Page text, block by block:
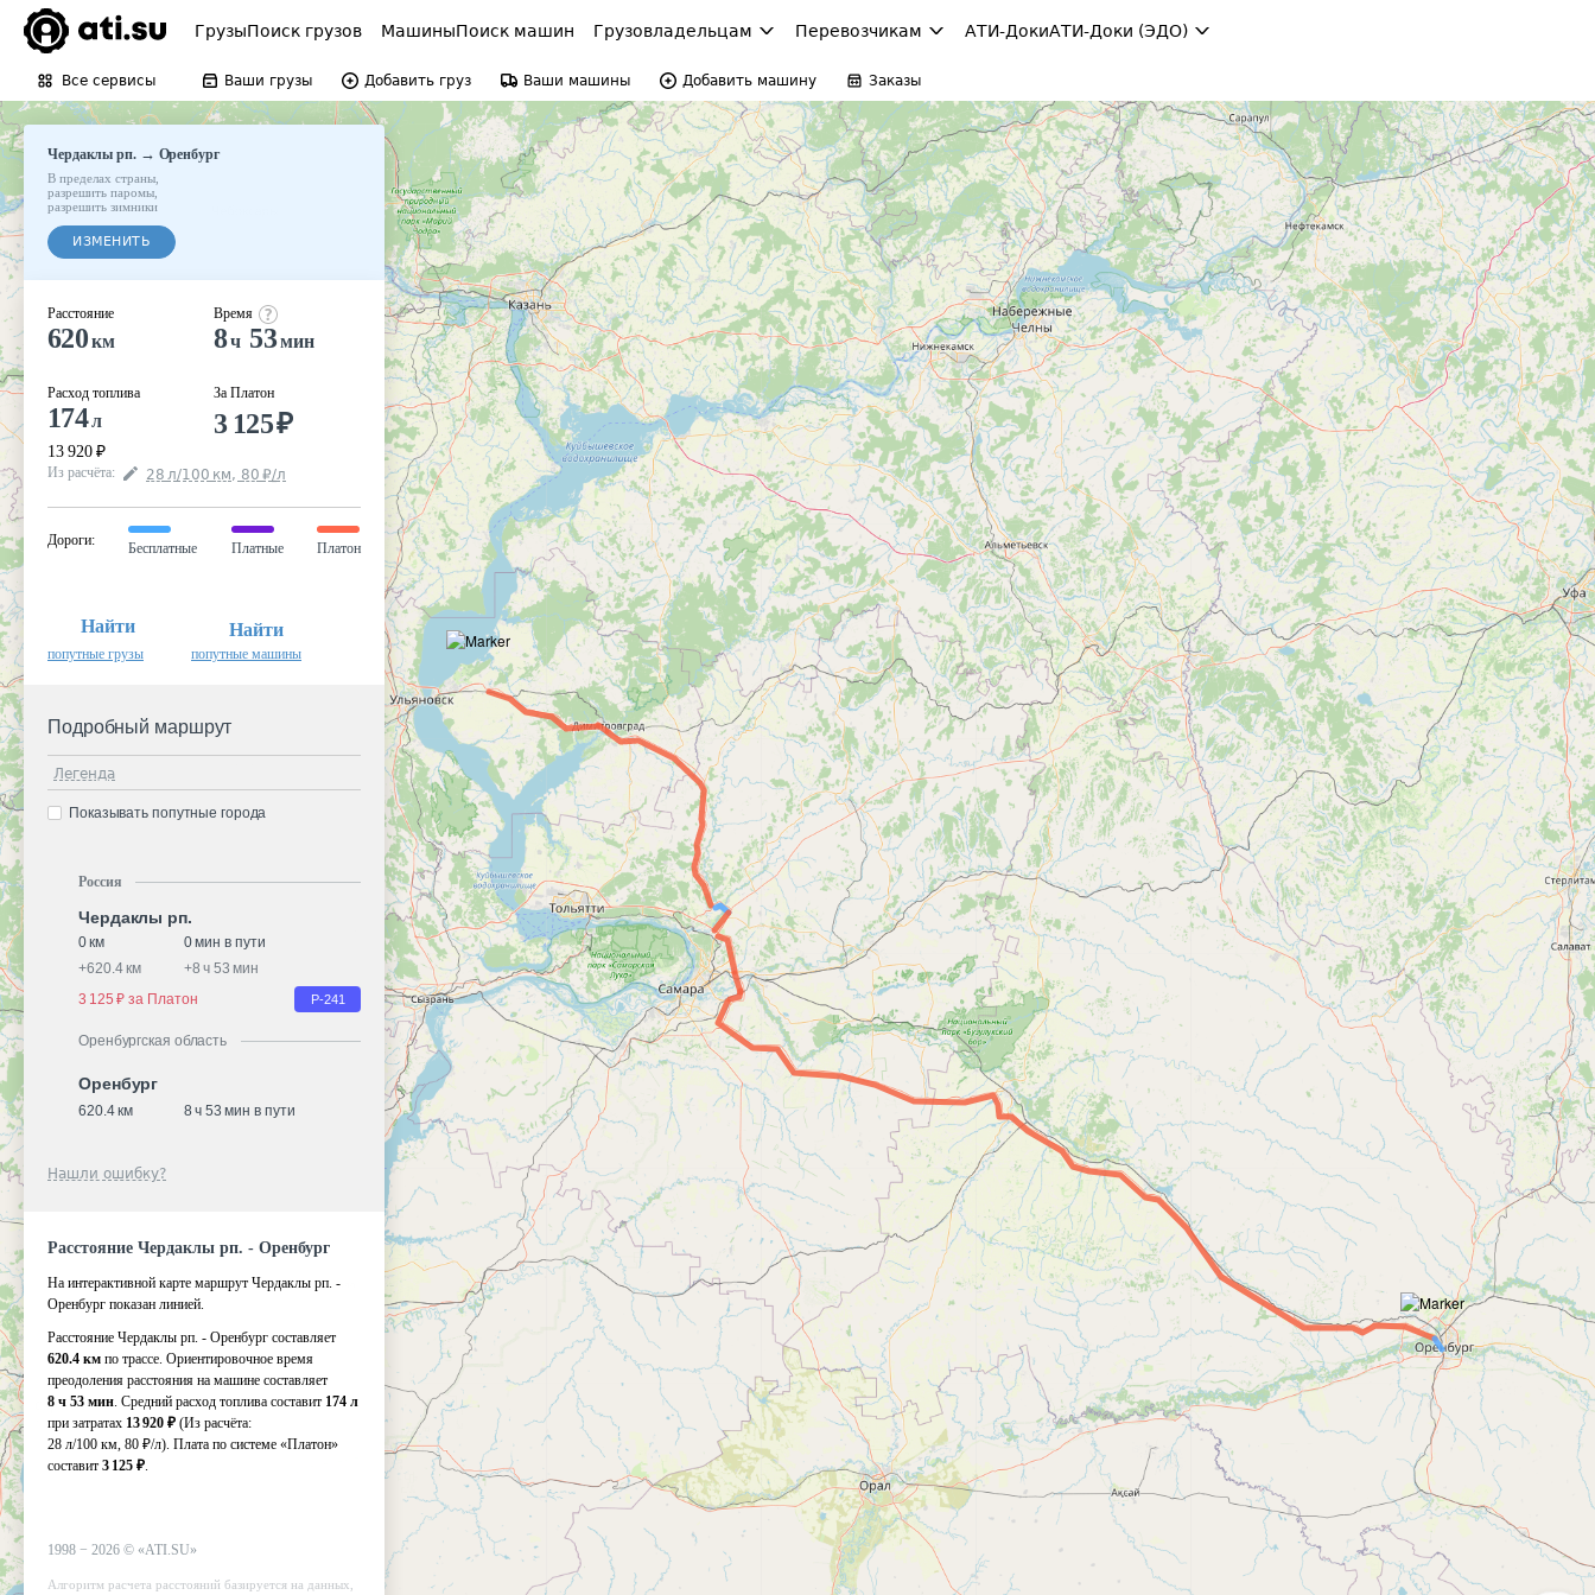
ГрузыПоиск грузов МашиныПоиск машин Грузовладельцам Перевозчикам АТИ-ДокиАТИ-Доки (ЭДО)
Все сервисы Ваши грузы Добавить груз Ваши машины Добавить машину Заказы
Чердаклы рп.→ Оренбург
В пределах страны
разрешить паромы
разрешить зимники
ИЗМЕНИТЬ
Расстояние
620км
Расход топлива
174л
13 920 ₽
Время
8ч 53мин
За Платон
3 125₽
Из расчёта: 28 л/100 км, 80 ₽/л
Дороги:
Бесплатные Платные Платон
Найти
попутные грузы
Найти
попутные машины
Подробный маршрут
Легенда
Показывать попутные города
Россия
Чердаклы рп.
0 км
0 мин в пути
+620.4 км +8 ч 53 мин
3 125 ₽ за Платон
Р-241
Оренбургская область
Оренбург
620.4 км 8 ч 53 мин в пути
Нашли ошибку?
Расстояние Чердаклы рп. - Оренбург
На интерактивной карте маршрут Чердаклы рп. -
Оренбург показан линией.
Расстояние Чердаклы рп. - Оренбург составляет
620.4 км по трассе. Ориентировочное время
преодоления расстояния на машине составляет
8 ч 53 мин. Средний расход топлива составит 174 л
при затратах 13 920 ₽ (Из расчёта:
28 л/100 км, 80 ₽/л). Плата по системе «Платон»
составит 3 125 ₽.
1998 − 2026 © «ATI.SU»
Алгоритм расчета расстояний базируется на данных,